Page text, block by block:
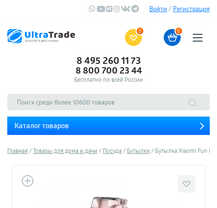
Войти / Регистрация
0 0
8 495 260 11 73
8 800 700 23 44
Бесплатно по всей России
Каталог товаров
Главная Товары для дома и дачи Посуда Бутылки Бутылка Xiaomi Fun